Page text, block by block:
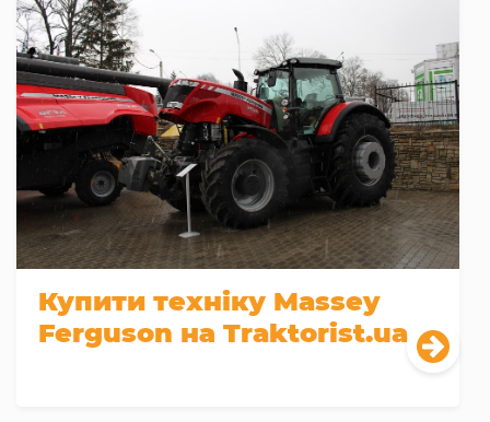
Купити техніку Massey
Ferguson на Traktorist.ua